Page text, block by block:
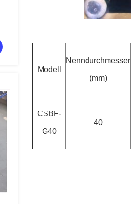
Modell
Nenndurchmesser
(mm)
CSBF-
G40
40